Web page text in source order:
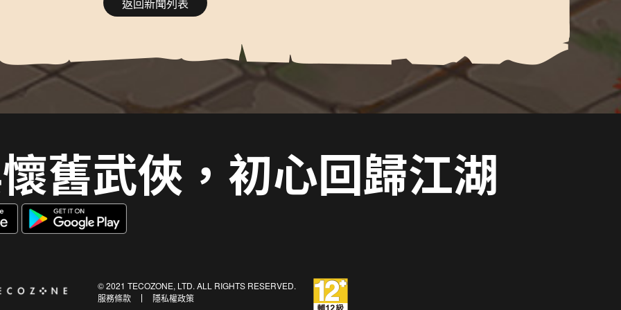
舊武俠，初心回歸江湖
© 2021 TECOZONE, LTD. ALL RIGHTS RESERVED.
服務條款
隱私權政策